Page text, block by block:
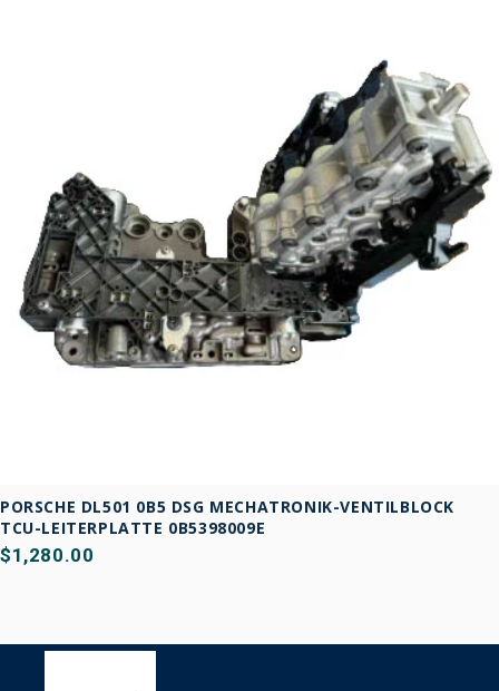
PORSCHE DL501 0B5 DSG MECHATRONIK-VENTILBLOCK
TCU-LEITERPLATTE 0B5398009E
$1,280.00